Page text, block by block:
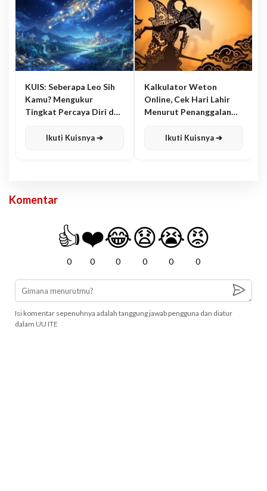
KUIS: Seberapa Leo Sih
Kamu? Mengukur
Tingkat Percaya Diri dan
Ikuti Kuisnya ➔
Kalkulator Weton
Online, Cek Hari Lahir
Menurut Penanggalan
Ikuti Kuisnya ➔
Komentar
👍
0
❤️
0
😂
0
😧
0
😭
0
😡
0
Isi komentar sepenuhnya adalah tanggung jawab pengguna dan diatur
dalam UU ITE